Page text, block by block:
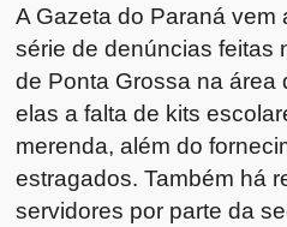
A Gazeta do Paraná vem
série de denúncias feitas
de Ponta Grossa na área
elas a falta de kits
merenda, além do
estragados. Também há
servidores por parte da